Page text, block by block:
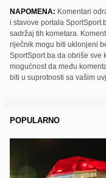
NAPOMENA: Komentari
i stavove portala
sadržaj tih kometara.
riječnik mogu biti uklonjeni
SportSport.ba da obriše sve
mogućnost da među
biti u suprotnosti sa vašim
POPULARNO